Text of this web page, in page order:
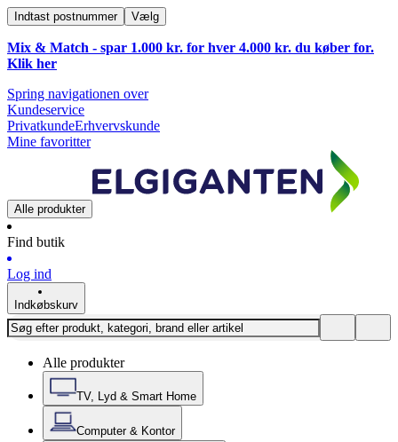
Indtast postnummer Vælg
Mix & Match - spar 1.000 kr. for hver 4.000 kr. du køber for.
Klik her
Spring navigationen over
Kundeservice
PrivatkundeErhvervskunde
Mine favoritter
Alle produkter
Find butik
Log ind
Indkøbskurv
Alle produkter
TV, Lyd & Smart Home
Computer & Kontor